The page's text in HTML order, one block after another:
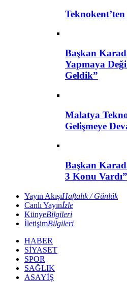
Başkan
Yapmaya
Geldik”
Malatya
Gelişmeye
Başkan
3 Konu Vardı”
Yayın AkışıHaftalık / Günlük
Canlı Yayınİzle
KünyeBilgileri
İletişimBilgileri
HABER
SİYASET
SPOR
SAĞLIK
ASAYİŞ